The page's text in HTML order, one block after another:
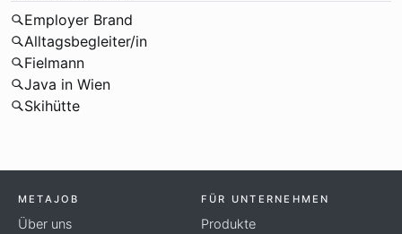
Employer Brand
Alltagsbegleiter/in
Fielmann
Java in Wien
Skihütte
METAJOB
Über uns
FÜR UNTERNEHMEN
Produkte